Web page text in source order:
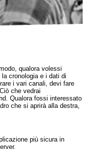
qualora volessi
cronologia e i dati di
i vari canali, devi fare
che vedrai
Qualora fossi interessato
che si aprirà alla destra,
più sicura in